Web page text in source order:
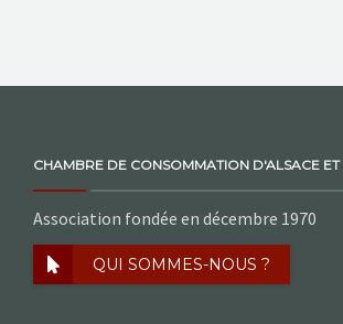
CHAMBRE DE CONSOMMATION D'ALSACE
Association fondée en décembre 1970
QUI SOMMES-NOUS ?